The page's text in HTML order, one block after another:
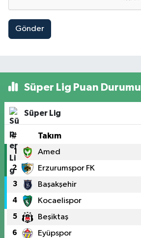
Gönder
Süper Lig Puan Durumu
Süper Lig
# Takım
1 Amed
2 Erzurumspor FK
3 Başakşehir
4 Kocaelispor
5 Beşiktaş
6 Eyüpspor